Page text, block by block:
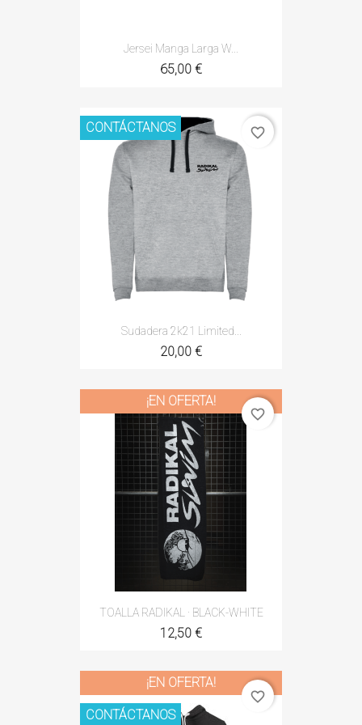
Jersei Manga Larga W...
65,00 €
Sudadera 2k21 Limited...
20,00 €
CONTÁCTANOS favorite_border
TOALLA RADIKAL · BLACK-WHITE
12,50 €
¡EN OFERTA!
favorite_border
¡EN OFERTA!
CONTÁCTANOS
favorite_border